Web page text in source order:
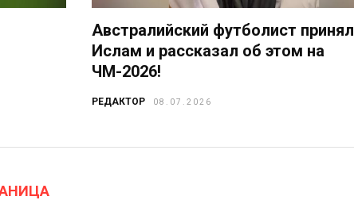
Австралийский футболист принял
Ислам и рассказал об этом на
ЧМ-2026!
РЕДАКТОР 08.07.2026